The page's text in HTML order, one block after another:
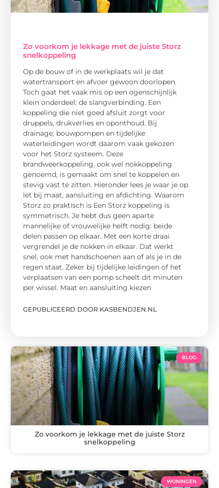
Zo voorkom je lekkage met de juiste Storz
snelkoppeling
Op de bouw of in de werkplaats wil je dat
watertransport en afvoer gewoon doorlopen.
Toch gaat het vaak mis op een ogenschijnlijk
klein onderdeel: de slangverbinding. Een
koppeling die niet goed afsluit zorgt voor
druppels, drukverlies en oponthoud. Bij
drainage, bouwpompen en tijdelijke
waterleidingen wordt daarom vaak gekozen
voor het Storz systeem. Deze
brandweerkoppeling, ook wel nokkoppeling
genoemd, is gemaakt om snel te koppelen en
stevig vast te zitten. Hieronder lees je waar je op
let bij maat, aansluiting en afdichting. Waarom
Storz zo praktisch is Een Storz koppeling is
symmetrisch. Je hebt dus geen aparte
mannelijke of vrouwelijke helft nodig: beide
delen passen op elkaar. Met een korte draai
vergrendel je de nokken in elkaar. Dat werkt
snel, ook met handschoenen aan of als je in de
regen staat. Zeker bij tijdelijke leidingen of het
verplaatsen van een pomp scheelt dit minuten
per wissel. Maat en aansluiting kiezen
GEPUBLICEERD DOOR KASBENDJEN.NL
BLOG
Zo voorkom je lekkage met de juiste Storz
snelkoppeling
WONINGEN